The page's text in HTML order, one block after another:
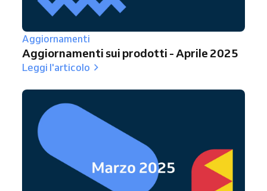
Aggiornamenti
Aggiornamenti sui prodotti - Aprile 2025
Leggi l'articolo